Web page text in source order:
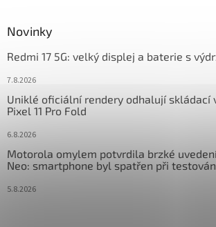
Novinky
Redmi 17 5G: velký displej a baterie s
7.8.2026
Uniklé oficiální rendery odhalují skládací
Pixel 11 Pro Fold
6.8.2026
Motorola omylem potvrdila brzké
Neo: smartphone byl spatřen při
5.8.2026